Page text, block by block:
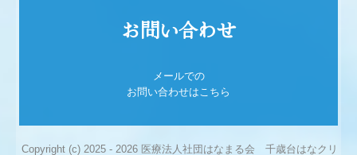
お問い合わせ
メールでの
お問い合わせはこちら
Copyright (c) 2025 - 2026 医療法人社団はなまる会 千歳台はなクリ